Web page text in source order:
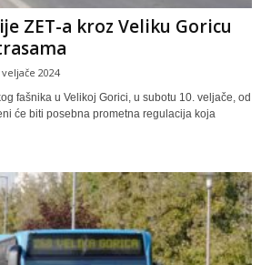
ZET-a kroz Veliku Goricu
veljače 2024
fašnika u Velikoj Gorici, u subotu 10. veljače, od
će biti posebna prometna regulacija koja